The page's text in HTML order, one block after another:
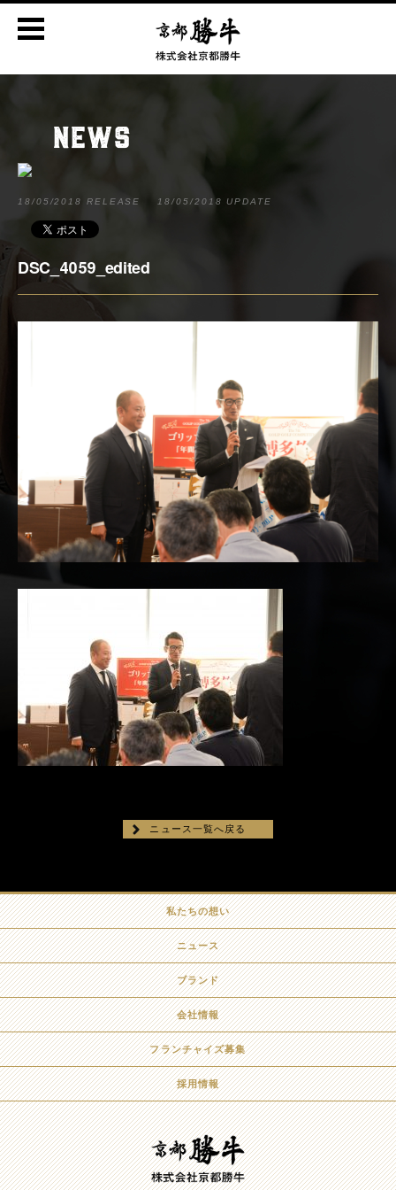
NEWS
18/05/2018 RELEASE 18/05/2018 UPDATE
DSC_4059_edited
ニュース一覧へ戻る
私たちの想い
ニュース
ブランド
会社情報
フランチャイズ募集
採用情報